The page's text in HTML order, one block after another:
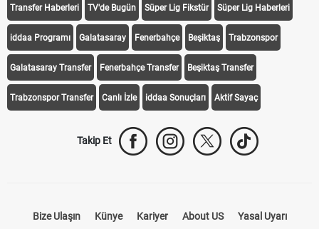
Transfer Haberleri TV'de Bugün Süper Lig Fikstür Süper Lig Haberleri
iddaa Programı Galatasaray Fenerbahçe Beşiktaş Trabzonspor
Galatasaray Transfer Fenerbahçe Transfer Beşiktaş Transfer
Trabzonspor Transfer Canlı İzle iddaa Sonuçları Aktif Sayaç
Takip Et
Bize Ulaşın Künye Kariyer About US Yasal Uyarı